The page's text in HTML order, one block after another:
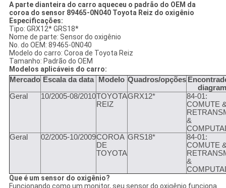
A parte dianteira do carro aqueceu o padrão do OEM da
coroa do sensor 89465-0N040 Toyota Reiz do oxigênio
Especificações:
Tipo: GRX12* GRS18*
Nome de parte: Sensor do oxigênio
No. do OEM: 89465-0N040
Modelo do carro: Coroa de Toyota Reiz
Tamanho: Padrão do OEM
Modelos aplicáveis do carro:
Mercado Escala da data Modelo Quadros/opções
Geral
10/2005-08/2010TOYOTA
REIZ
GRX12*
84-01:
COMUTE
&
Geral
02/2005-10/2009COROA
DE
TOYOTA
GRS18*
84-01:
COMUTE
&
Que é um sensor do oxigênio?
Funcionando como um monitor, seu sensor do oxigênio funciona